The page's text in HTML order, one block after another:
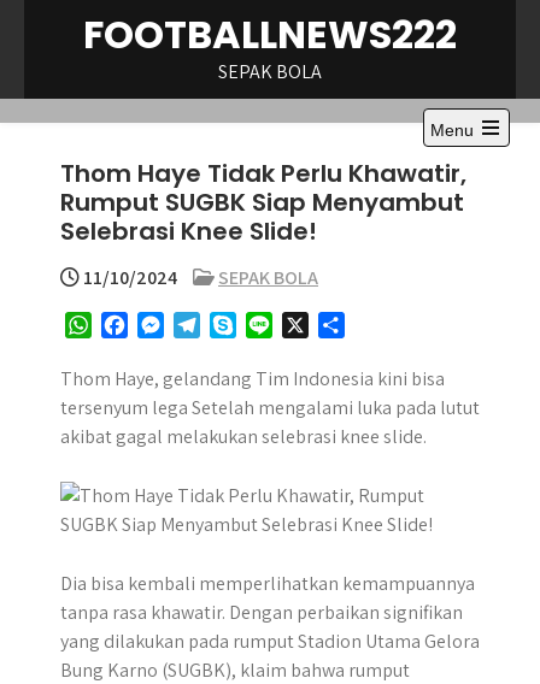
FOOTBALLNEWS222
SEPAK BOLA
Menu
Open
main
Thom Haye Tidak Perlu Khawatir,
Rumput SUGBK Siap Menyambut
Selebrasi Knee Slide!
11/10/2024
SEPAK BOLA
W
a
t
s
p
p
c
e
b
o
k
s
s
e
e
r
l
e
g
a
m
y
p
e
n
e
a
r
e
Thom Haye, gelandang Tim Indonesia kini bisa
tersenyum lega Setelah mengalami luka pada lutut
akibat gagal melakukan selebrasi knee slide.
Dia bisa kembali memperlihatkan kemampuannya
tanpa rasa khawatir. Dengan perbaikan signifikan
yang dilakukan pada rumput Stadion Utama Gelora
Bung Karno (SUGBK), klaim bahwa rumput